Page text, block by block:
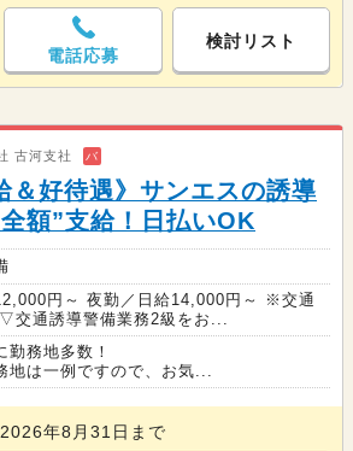
電話応募
検討リスト
古河支社 バ
＆好待遇》サンエスの誘導
額”支給！日払いOK
円～ 夜勤／日給14,000円～ ※交通
交通誘導警備業務2級をお...
勤務地多数！
地は一例ですので、お気...
2026年8月31日まで